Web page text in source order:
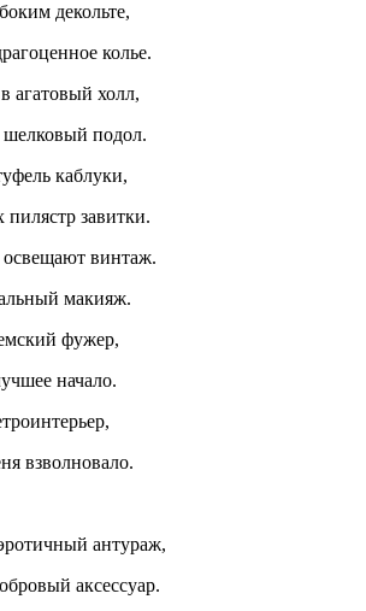
декольте,
колье.
агатовый холл,
шелковый подол.
каблуки,
завитки.
винтаж.
макияж.
фужер,
начало.
взволновало.
ный антураж,
аксессуар.